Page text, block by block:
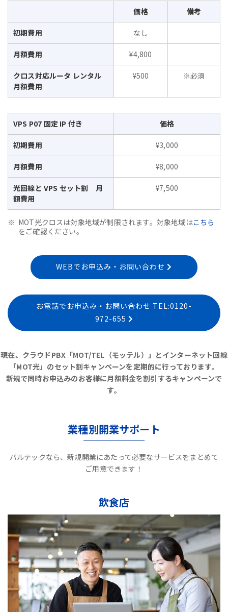
価格 備考
初期費用 なし
月額費用 ¥4,800
クロス対応ルータ レンタル
月額費用
¥500 ※必須
VPS P07 固定 IP 付き 価格
初期費用 ¥3,000
月額費用 ¥8,000
光回線と VPS セット割 月
額費用
¥7,500
MOT光クロスは対象地域が制限されます。対象地域はこちら
をご確認ください。
WEBでお申込み・お問い合わせ
お電話でお申込み・お問い合わせ TEL:0120-
972-655
現在、クラウドPBX「MOT/TEL（モッテル）」とインターネット回線
「MOT光」のセット割キャンペーンを定期的に行っております。
新規で同時お申込みのお客様に月額料金を割引するキャンペーンで
す。
業種別開業サポート
バルテックなら、新規開業にあたって必要なサービスをまとめて
ご用意できます！
飲食店